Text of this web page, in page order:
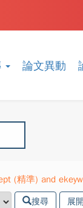
論文異動
(精準) and
搜尋 展